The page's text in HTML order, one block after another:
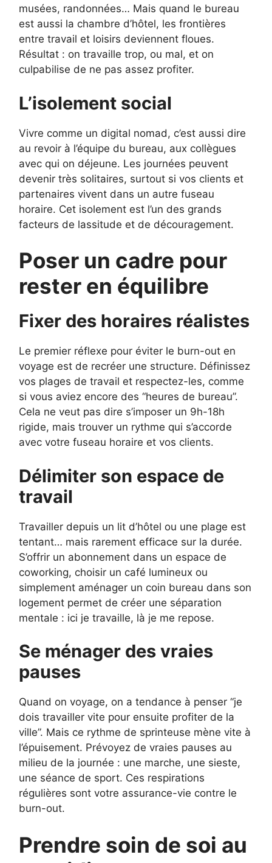
musées, randonnées… Mais quand le bureau
est aussi la chambre d’hôtel, les frontières
entre travail et loisirs deviennent floues.
Résultat : on travaille trop, ou mal, et on
culpabilise de ne pas assez profiter.
L’isolement social
Vivre comme un digital nomad, c’est aussi dire
au revoir à l’équipe du bureau, aux collègues
avec qui on déjeune. Les journées peuvent
devenir très solitaires, surtout si vos clients et
partenaires vivent dans un autre fuseau
horaire. Cet isolement est l’un des grands
facteurs de lassitude et de découragement.
Poser un cadre pour
rester en équilibre
Fixer des horaires réalistes
Le premier réflexe pour éviter le burn-out en
voyage est de recréer une structure. Définissez
vos plages de travail et respectez-les, comme
si vous aviez encore des “heures de bureau”.
Cela ne veut pas dire s’imposer un 9h-18h
rigide, mais trouver un rythme qui s’accorde
avec votre fuseau horaire et vos clients.
Délimiter son espace de
travail
Travailler depuis un lit d’hôtel ou une plage est
tentant… mais rarement efficace sur la durée.
S’offrir un abonnement dans un espace de
coworking, choisir un café lumineux ou
simplement aménager un coin bureau dans son
logement permet de créer une séparation
mentale : ici je travaille, là je me repose.
Se ménager des vraies
pauses
Quand on voyage, on a tendance à penser “je
dois travailler vite pour ensuite profiter de la
ville”. Mais ce rythme de sprinteuse mène vite à
l’épuisement. Prévoyez de vraies pauses au
milieu de la journée : une marche, une sieste,
une séance de sport. Ces respirations
régulières sont votre assurance-vie contre le
burn-out.
Prendre soin de soi au